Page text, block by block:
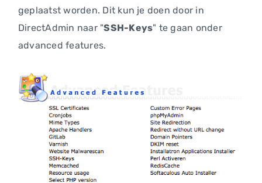
geplaatst worden. Dit kun je doen door in
DirectAdmin naar "SSH-Keys" te gaan onder
advanced features.